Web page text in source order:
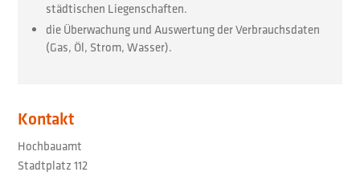
städtischen Liegenschaften.
die Überwachung und Auswertung der Verbrauchsdaten
(Gas, Öl, Strom, Wasser).
Kontakt
Hochbauamt
Stadtplatz 112